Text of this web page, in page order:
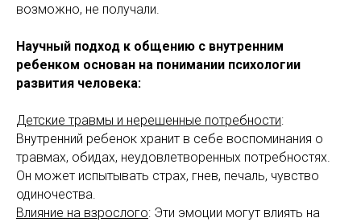
возможно, не получали.
Научный подход к общению с внутренним
ребенком основан на понимании психологии
развития человека:
Детские травмы и нерешенные потребности:
Внутренний ребенок хранит в себе воспоминания о
травмах, обидах, неудовлетворенных потребностях.
Он может испытывать страх, гнев, печаль, чувство
одиночества.
Влияние на взрослого: Эти эмоции могут влиять на